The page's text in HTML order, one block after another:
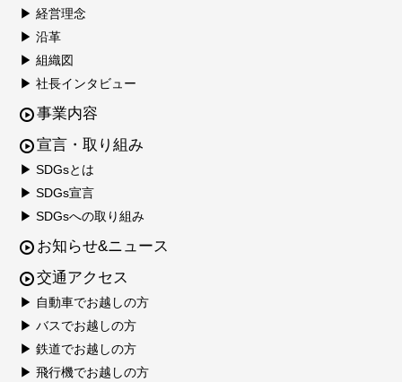
▶ 経営理念
▶ 沿革
▶ 組織図
▶ 社長インタビュー
事業内容
宣言・取り組み
▶ SDGsとは
▶ SDGs宣言
▶ SDGsへの取り組み
お知らせ&ニュース
交通アクセス
▶ 自動車でお越しの方
▶ バスでお越しの方
▶ 鉄道でお越しの方
▶ 飛行機でお越しの方